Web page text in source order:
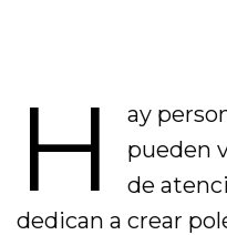
H
ay
pueden
de
dedican a crear